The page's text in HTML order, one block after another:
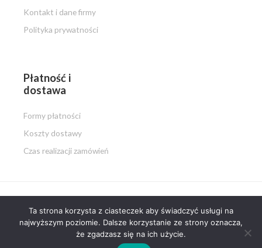
Kontakt i dane firmy
Polityka prywatności
Płatność i
dostawa
Formy płatności
Koszty dostawy
Czas realizacji zamówień
Copyright © 2026 PISZ i MALUJ.pl
Powered by PISZ i MALUJ.pl
Ta strona korzysta z ciasteczek aby świadczyć usługi na
najwyższym poziomie. Dalsze korzystanie ze strony oznacza,
że zgadzasz się na ich użycie.